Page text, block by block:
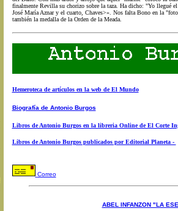
finalmente Revilla su chorizo sobre la taza. Ha dicho: "Yo llegué
José María Aznar y el cuarto, Chaves>». Nos falta Bono en la
también la medalla de la Orden de la Meada.
Hemeroteca de artículos en la web de El Mundo
Biografía de Antonio Burgos
Libros de Antonio Burgos en la libreria Online de El Corte
Libros de Antonio Burgos publicados por Editorial Planeta -
Correo
ABEL INFANZON "LA